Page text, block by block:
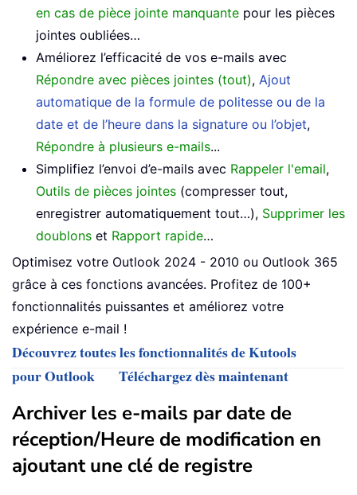
en cas de pièce jointe manquante pour les pièces
jointes oubliées…
Améliorez l’efficacité de vos e-mails avec
Répondre avec pièces jointes (tout), Ajout
automatique de la formule de politesse ou de la
date et de l’heure dans la signature ou l’objet,
Répondre à plusieurs e-mails...
Simplifiez l’envoi d’e-mails avec Rappeler l'email,
Outils de pièces jointes (compresser tout,
enregistrer automatiquement tout…), Supprimer les
doublons et Rapport rapide…
Optimisez votre Outlook 2024 - 2010 ou Outlook 365
grâce à ces fonctions avancées. Profitez de 100+
fonctionnalités puissantes et améliorez votre
expérience e-mail !
Découvrez toutes les fonctionnalités de Kutools
pour Outlook
Téléchargez dès maintenant
Archiver les e-mails par date de
réception/Heure de modification en
ajoutant une clé de registre